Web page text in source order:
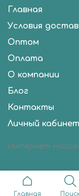
Главная
Условия
Оптом
Оплата
О компании
Блог
Контакты
Личный кабинет
Интернет-
Главная